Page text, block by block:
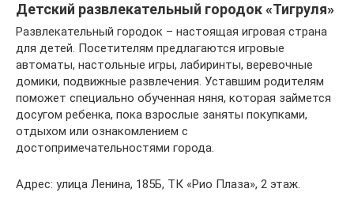
Детский развлекательный городок «Тигруля»
Развлекательный городок – настоящая игровая страна
для детей. Посетителям предлагаются игровые
автоматы, настольные игры, лабиринты, веревочные
домики, подвижные развлечения. Уставшим родителям
поможет специально обученная няня, которая займется
досугом ребенка, пока взрослые заняты покупками,
отдыхом или ознакомлением с
достопримечательностями города.
Адрес: улица Ленина, 185Б, ТК «Рио Плаза», 2 этаж.